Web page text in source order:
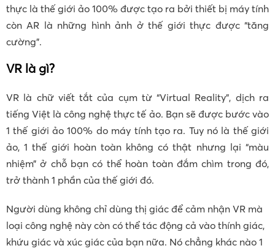
thực là thế giới ảo 100% được tạo ra bởi thiết bị máy tính
còn AR là những hình ảnh ở thế giới thực được “tăng
cường”.
VR là gì?
VR là chữ viết tắt của cụm từ “Virtual Reality”, dịch ra
tiếng Việt là công nghệ thực tế ảo. Bạn sẽ được bước vào
1 thế giới ảo 100% do máy tính tạo ra. Tuy nó là thế giới
ảo, 1 thế giới hoàn toàn không có thật nhưng lại “màu
nhiệm” ở chỗ bạn có thể hoàn toàn đắm chìm trong đó,
trở thành 1 phần của thế giới đó.
Người dùng không chỉ dùng thị giác để cảm nhận VR mà
loại công nghệ này còn có thể tác động cả vào thính giác,
khứu giác và xúc giác của bạn nữa. Nó chẳng khác nào 1